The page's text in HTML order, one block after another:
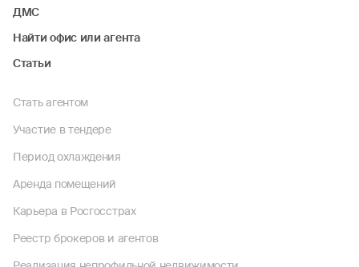
ДМС
Найти офис или агента
Статьи
Стать агентом
Участие в тендере
Период охлаждения
Аренда помещений
Карьера в Росгосстрах
Реестр брокеров и агентов